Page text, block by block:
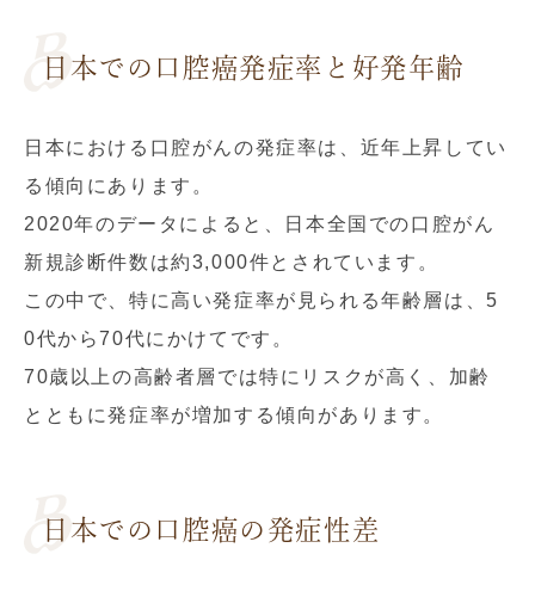
日本での口腔癌発症率と好発年齢
日本における口腔がんの発症率は、近年上昇してい
る傾向にあります。
2020年のデータによると、日本全国での口腔がん
新規診断件数は約3,000件とされています。
この中で、特に高い発症率が見られる年齢層は、5
0代から70代にかけてです。
70歳以上の高齢者層では特にリスクが高く、加齢
とともに発症率が増加する傾向があります。
日本での口腔癌の発症性差